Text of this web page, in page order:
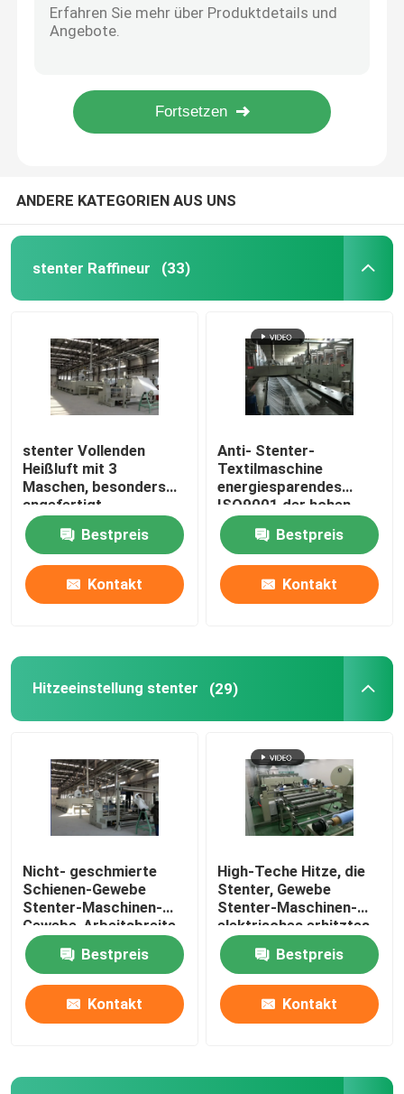
Gewebe-stenter Maschine
Rotationsdruck-Maschine
Entspannen Sie sich trockenere Maschine
Knit-Gewebe-Verdichtungsgerät
Zylinder-Schleuder
Metall-Lagerung-Regale
ANDERE KATEGORIEN AUS UNS
stenter Raffineur (33)
stenter Vollenden
Heißluft mit 3
Maschen, besonders
angefertigt,
Humanisierungsentwurf
Bestpreis
Kontakt
Anti- Stenter-
Textilmaschine
energiesparendes
ISO9001 der hohen
Temperatur
Bestpreis
Kontakt
Hitzeeinstellung stenter (29)
Nicht- geschmierte
Schienen-Gewebe
Stenter-Maschinen-
Gewebe-Arbeitsbreite
1400-3600mm
Bestpreis
Kontakt
High-Teche Hitze, die
Stenter, Gewebe
Stenter-Maschinen-
elektrisches erhitztes
einstellt
Bestpreis
Kontakt